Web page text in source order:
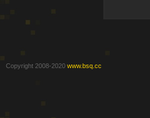
Copyright 2008-2020 www.bsq.cc